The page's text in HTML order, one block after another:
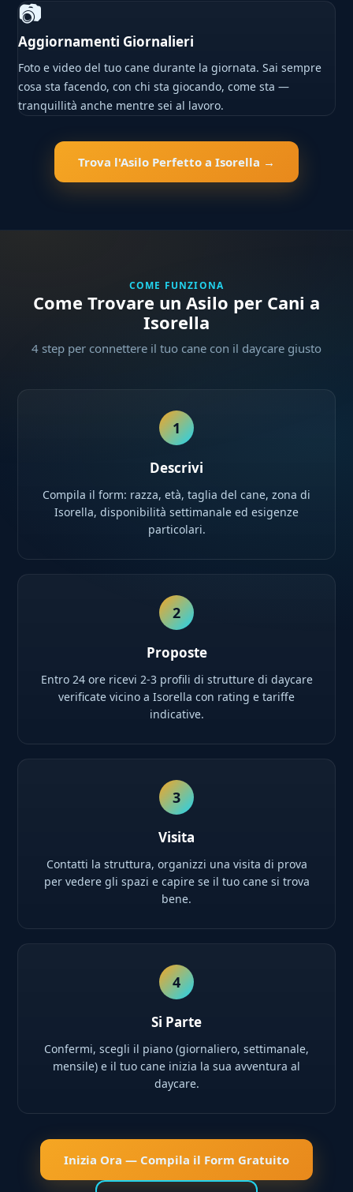
📷
Aggiornamenti Giornalieri
Foto e video del tuo cane durante la giornata. Sai sempre
cosa sta facendo, con chi sta giocando, come sta —
tranquillità anche mentre sei al lavoro.
Trova l'Asilo Perfetto a Isorella →
COME FUNZIONA
Come Trovare un Asilo per Cani a
Isorella
4 step per connettere il tuo cane con il daycare giusto
1
Descrivi
Compila il form: razza, età, taglia del cane, zona di
Isorella, disponibilità settimanale ed esigenze
particolari.
2
Proposte
Entro 24 ore ricevi 2-3 profili di strutture di daycare
verificate vicino a Isorella con rating e tariffe
indicative.
3
Visita
Contatti la struttura, organizzi una visita di prova
per vedere gli spazi e capire se il tuo cane si trova
bene.
4
Si Parte
Confermi, scegli il piano (giornaliero, settimanale,
mensile) e il tuo cane inizia la sua avventura al
daycare.
Inizia Ora — Compila il Form Gratuito